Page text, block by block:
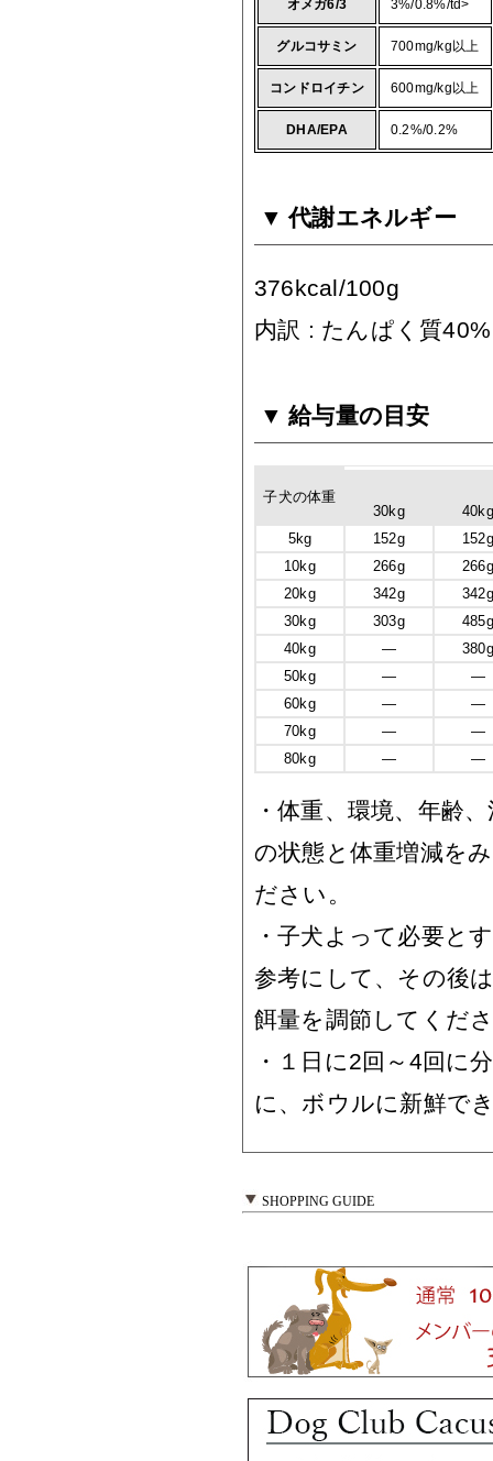
オメガ6/3 3%/0.8%/td>
グルコサミン 700mg/kg以上
コンドロイチン 600mg/kg以上
DHA/EPA 0.2%/0.2%
代謝エネルギー
376kcal/100g
内訳 : たんぱく質
給与量の目安
子犬の体重
30kg
40kg
5kg
152g
152g
10kg
266g
266g
20kg
342g
342g
30kg
303g
485g
40kg
―
380g
50kg
―
―
60kg
―
―
70kg
―
―
80kg
― ―
・体重、環境、年齢
の状態と体重増減を
ださい。
・子犬よって必要と
参考にして、その後
餌量を調節してくだ
・１日に2回～4回に
に、ボウルに新鮮で
SHOPPING GUIDE